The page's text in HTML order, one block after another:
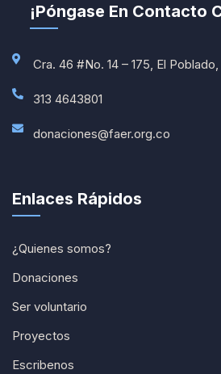
¡Póngase En Contacto
Cra. 46 #No. 14 – 175, El
313 4643801
donaciones@faer.org.co
Enlaces Rápidos
¿Quienes somos?
Donaciones
Ser voluntario
Proyectos
Escribenos